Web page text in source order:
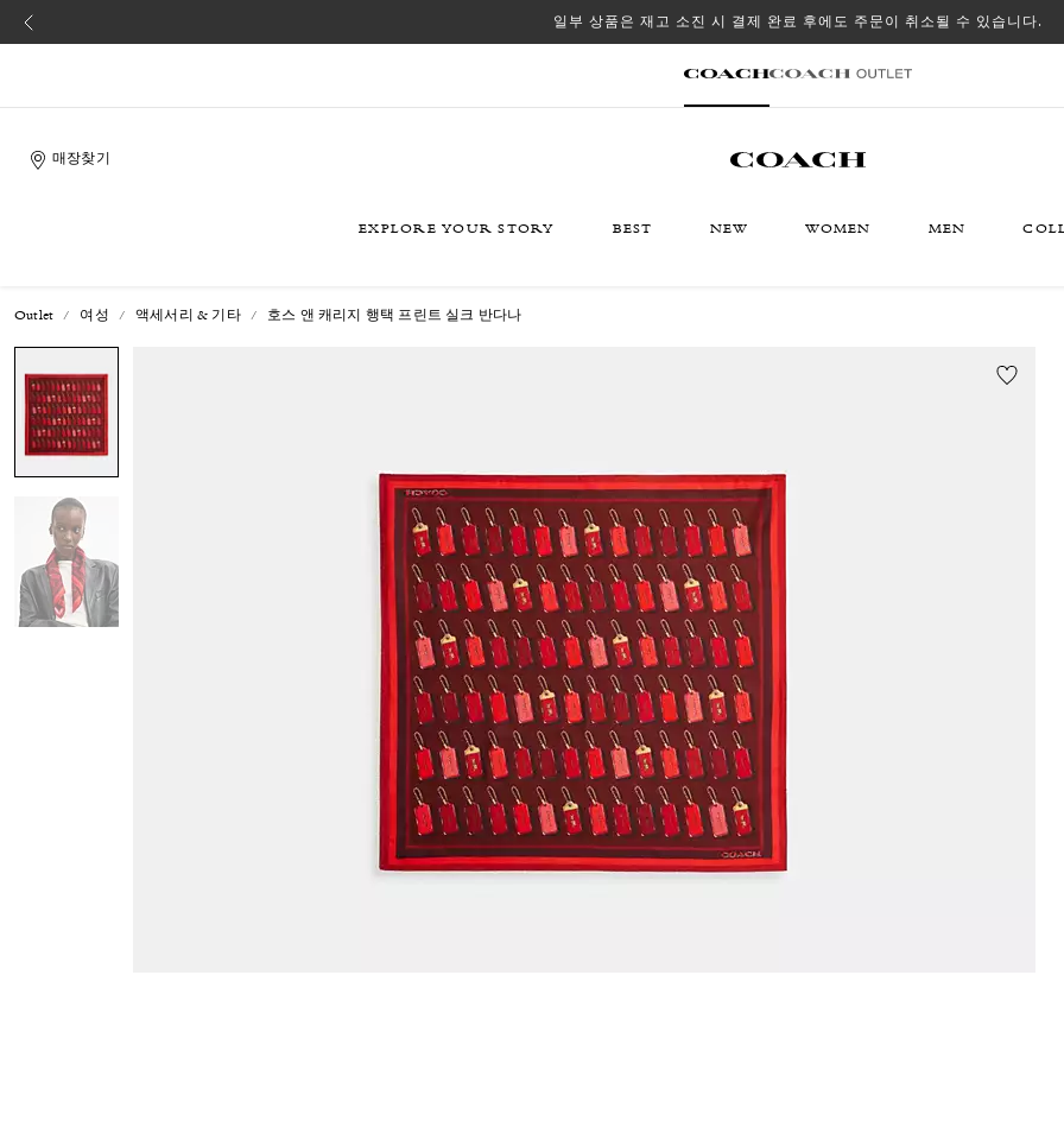
일부 상품은 재고 소진 시 결제 완료 후에도 주문이 취소될 수 있습니다.
매장찾기
EXPLORE YOUR STORY BEST NEW WOMEN MEN
Outlet 여성 액세서리 & 기타 호스 앤 캐리지 행택 프린트 실크 반다나